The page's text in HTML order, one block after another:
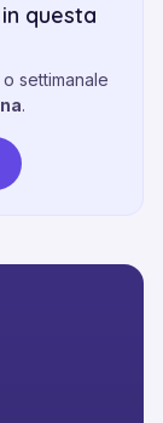
questa
settimanale
.